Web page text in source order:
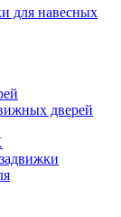
для навесных
дверей